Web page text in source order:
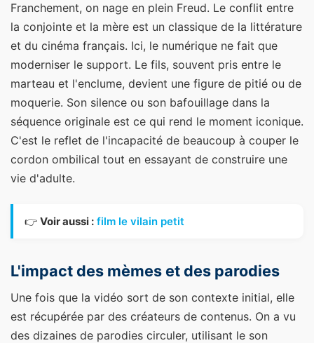
Franchement, on nage en plein Freud. Le conflit entre
la conjointe et la mère est un classique de la littérature
et du cinéma français. Ici, le numérique ne fait que
moderniser le support. Le fils, souvent pris entre le
marteau et l'enclume, devient une figure de pitié ou de
moquerie. Son silence ou son bafouillage dans la
séquence originale est ce qui rend le moment iconique.
C'est le reflet de l'incapacité de beaucoup à couper le
cordon ombilical tout en essayant de construire une
vie d'adulte.
👉 Voir aussi : film le vilain petit
L'impact des mèmes et des parodies
Une fois que la vidéo sort de son contexte initial, elle
est récupérée par des créateurs de contenus. On a vu
des dizaines de parodies circuler, utilisant le son